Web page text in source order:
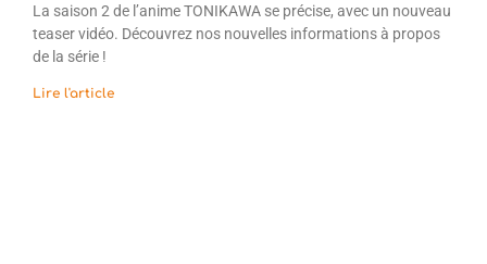
La saison 2 de l’anime TONIKAWA se précise, avec un nouveau
teaser vidéo. Découvrez nos nouvelles informations à propos
de la série !
Lire l'article